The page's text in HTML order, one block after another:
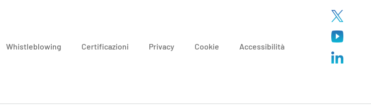
Whistleblowing Certificazioni Privacy Cookie Accessibilità